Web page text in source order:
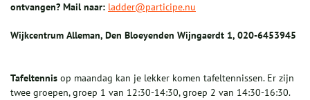
ontvangen? Mail naar: ladder@participe.nu
Wijkcentrum Alleman, Den Bloeyenden Wijngaerdt 1, 020-6453945
Tafeltennis op maandag kan je lekker komen tafeltennissen. Er zijn
twee groepen, groep 1 van 12:30-14:30, groep 2 van 14:30-16:30.